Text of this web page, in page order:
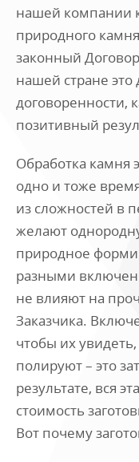
нашей компании
природного
законный
нашей стране это
договоренности,
позитивный
Обработка камня
одно и тоже
из сложностей в
желают
природное
разными
не влияют на
Заказчика.
чтобы их
полируют – это
результате, вся
стоимость
Вот почему